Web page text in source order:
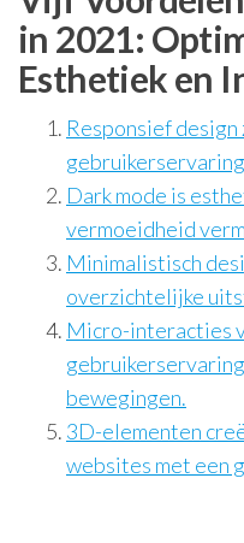
in 2021:
Esthetiek en
Responsief
Dark mode is
vermoeidheid
Minimalistisch
overzichtelijke
Micro-interacties
bewegingen.
3D-elementen
websites met een